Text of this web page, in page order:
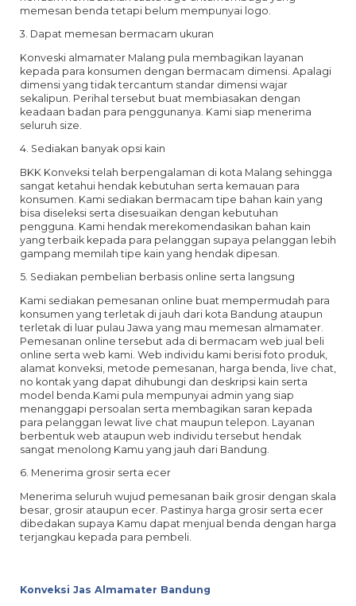
memesan benda tetapi belum mempunyai logo.
3. Dapat memesan bermacam ukuran
Konveski almamater Malang pula membagikan layanan
kepada para konsumen dengan bermacam dimensi. Apalagi
dimensi yang tidak tercantum standar dimensi wajar
sekalipun. Perihal tersebut buat membiasakan dengan
keadaan badan para penggunanya. Kami siap menerima
seluruh size.
4. Sediakan banyak opsi kain
BKK Konveksi telah berpengalaman di kota Malang sehingga
sangat ketahui hendak kebutuhan serta kemauan para
konsumen. Kami sediakan bermacam tipe bahan kain yang
bisa diseleksi serta disesuaikan dengan kebutuhan
pengguna. Kami hendak merekomendasikan bahan kain
yang terbaik kepada para pelanggan supaya pelanggan lebih
gampang memilah tipe kain yang hendak dipesan.
5. Sediakan pembelian berbasis online serta langsung
Kami sediakan pemesanan online buat mempermudah para
konsumen yang terletak di jauh dari kota Bandung ataupun
terletak di luar pulau Jawa yang mau memesan almamater.
Pemesanan online tersebut ada di bermacam web jual beli
online serta web kami. Web individu kami berisi foto produk,
alamat konveksi, metode pemesanan, harga benda, live chat,
no kontak yang dapat dihubungi dan deskripsi kain serta
model benda.Kami pula mempunyai admin yang siap
menanggapi persoalan serta membagikan saran kepada
para pelanggan lewat live chat maupun telepon. Layanan
berbentuk web ataupun web individu tersebut hendak
sangat menolong Kamu yang jauh dari Bandung.
6. Menerima grosir serta ecer
Menerima seluruh wujud pemesanan baik grosir dengan skala
besar, grosir ataupun ecer. Pastinya harga grosir serta ecer
dibedakan supaya Kamu dapat menjual benda dengan harga
terjangkau kepada para pembeli.
Konveksi Jas Almamater Bandung